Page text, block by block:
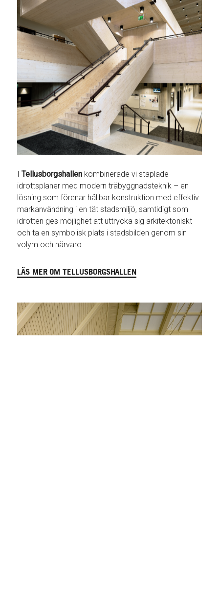
Tellusborgshallen kombinerade vi staplade
idrottsplaner med modern träbyggnadsteknik – en
lösning som förenar hållbar konstruktion med effektiv
markanvändning i en tät stadsmiljö, samtidigt som
idrotten ges möjlighet att uttrycka sig arkitektoniskt
och ta en symbolisk plats i stadsbilden genom sin
volym och närvaro.
LÄS MER OM TELLUSBORGSHALLEN